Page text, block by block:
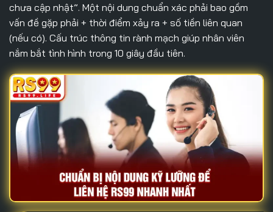
chưa cập nhật”. Một nội dung chuẩn xác phải bao gồm
vấn đề gặp phải + thời điểm xảy ra + số tiền liên quan
(nếu có). Cấu trúc thông tin rành mạch giúp nhân viên
nắm bắt tình hình trong 10 giây đầu tiên.